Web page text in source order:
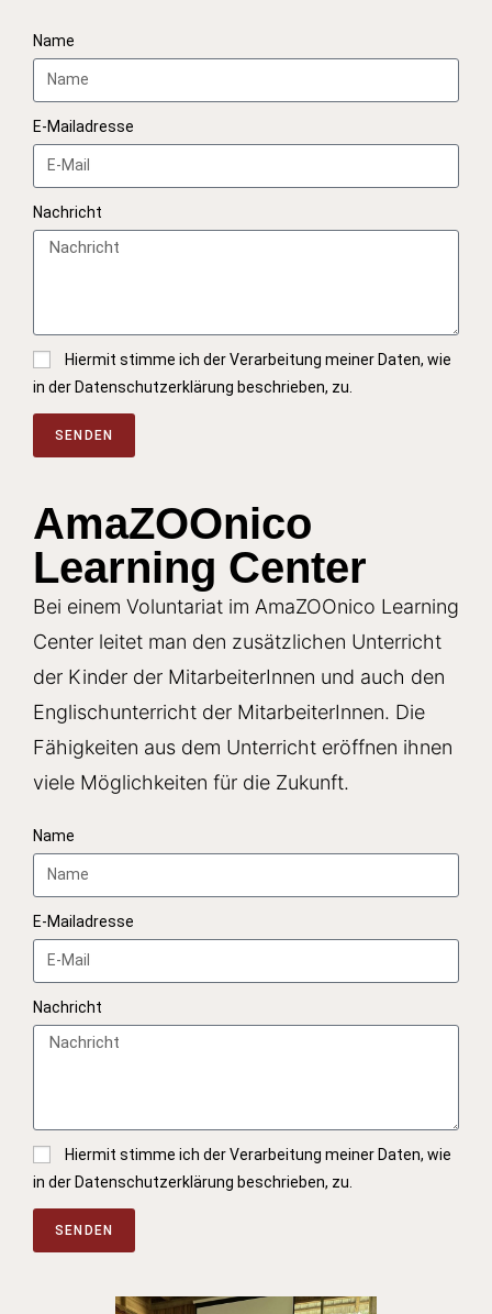
Name
E-Mailadresse
Nachricht
Hiermit stimme ich der Verarbeitung meiner Daten, wie
in der Datenschutzerklärung beschrieben, zu.
SENDEN
t
e
r
n
a
v
e
AmaZOOnico
Learning Center
Bei einem Voluntariat im AmaZOOnico Learning
Center leitet man den zusätzlichen Unterricht
der Kinder der MitarbeiterInnen und auch den
Englischunterricht der MitarbeiterInnen. Die
Fähigkeiten aus dem Unterricht eröffnen ihnen
viele Möglichkeiten für die Zukunft.
Name
E-Mailadresse
Nachricht
Hiermit stimme ich der Verarbeitung meiner Daten, wie
in der Datenschutzerklärung beschrieben, zu.
SENDEN